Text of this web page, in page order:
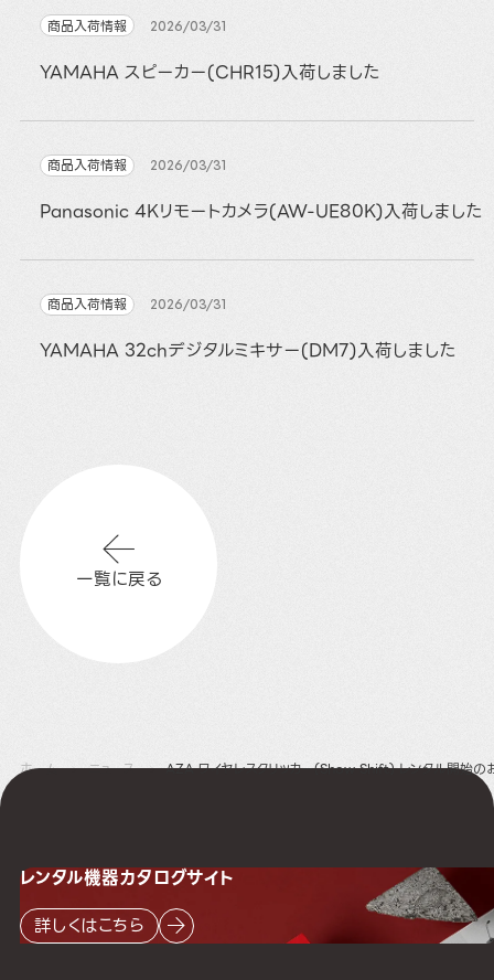
ホーム ニュース AZA ワイヤレスクリッカー(Show Shift) レンタル開始の
商品入荷情報 2026/03/31
YAMAHA スピーカー(CHR15)入荷しました
商品入荷情報 2026/03/31
Panasonic 4Kリモートカメラ(AW-UE80K)入荷しました
商品入荷情報 2026/03/31
YAMAHA 32chデジタルミキサー(DM7)入荷しました
一覧に戻る
レンタル機器カタログサイト
詳しくはこちら